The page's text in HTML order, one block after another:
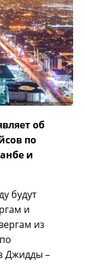
об
по
и
будут
и
из
Джидды –